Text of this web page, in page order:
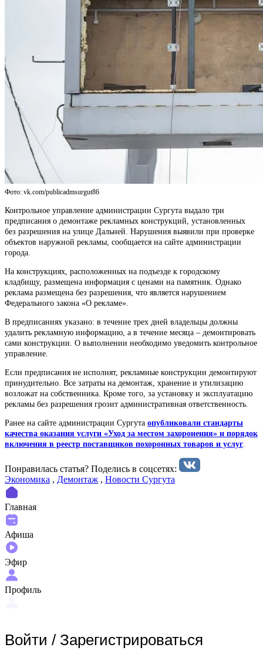
Фото: vk.com/publicadmsurgut86
Контрольное управление администрации Сургута выдало три
предписания о демонтаже рекламных конструкций, установленных
без разрешения на улице Дальней. Нарушения выявили при проверке
объектов наружной рекламы, сообщается на сайте администрации
города.
На конструкциях, расположенных на подъезде к городскому
кладбищу, размещена информация с ценами на памятник. Однако
реклама размещена без разрешения, что является нарушением
Федерального закона «О рекламе».
В предписаниях указано: в течение трех дней владельцы должны
удалить рекламную информацию, а в течение месяца – демонтировать
сами конструкции. О выполнении необходимо уведомить контрольное
управление.
Если предписания не исполнят, рекламные конструкции демонтируют
принудительно. Все затраты на демонтаж, хранение и утилизацию
возложат на собственника. Кроме того, за установку и эксплуатацию
рекламы без разрешения грозит административная ответственность.
Ранее на сайте администрации Сургута опубликовали стандарты
качества оказания услуги «Уход за местом захоронения» и порядок
включения в реестр поставщиков похоронных товаров и услуг
Понравилась статья? Поделиcь в соцсетях:
Экономика , Демонтаж , Новости Сургута
Главная
Афиша
Эфир
Профиль
Войти / Зарегистрироваться